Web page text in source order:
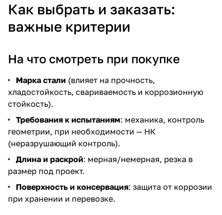
Как выбрать и заказать:
важные критерии
На что смотреть при покупке
Марка стали (влияет на прочность,
хладостойкость, свариваемость и коррозионную
стойкость).
Требования к испытаниям: механика, контроль
геометрии, при необходимости — НК
(неразрушающий контроль).
Длина и раскрой: мерная/немерная, резка в
размер под проект.
Поверхность и консервация: защита от коррозии
при хранении и перевозке.